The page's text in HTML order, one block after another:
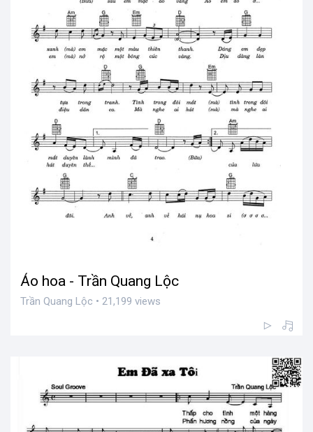
Áo hoa - Trần Quang Lộc
Trần Quang Lộc • 21,199 views